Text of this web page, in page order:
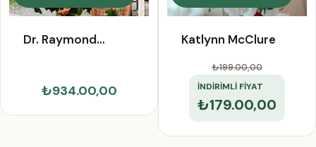
Dr. Raymond
₺934.00,00
Katlynn McClure
₺199.00,00
İNDİRİMLİ FİYAT
₺179.00,00